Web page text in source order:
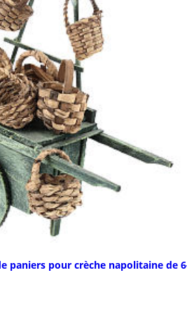
paniers pour crèche napolitaine de